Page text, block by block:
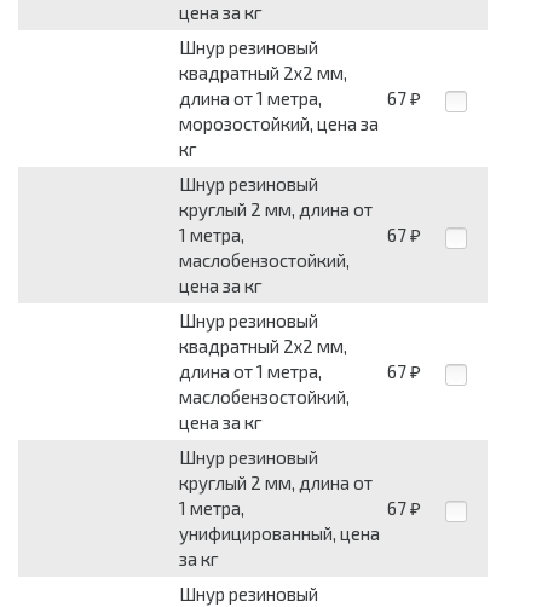
цена за кг
Шнур резиновый
квадратный 2x2 мм,
длина от 1 метра,
морозостойкий, цена за
кг
67 ₽
Шнур резиновый
круглый 2 мм, длина от
1 метра,
маслобензостойкий,
цена за кг
67 ₽
Шнур резиновый
квадратный 2x2 мм,
длина от 1 метра,
маслобензостойкий,
цена за кг
67 ₽
Шнур резиновый
круглый 2 мм, длина от
1 метра,
унифицированный, цена
за кг
67 ₽
Шнур резиновый